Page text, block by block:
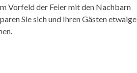
Vorfeld der Feier mit den Nachbarn
Sie sich und Ihren Gästen etwaige